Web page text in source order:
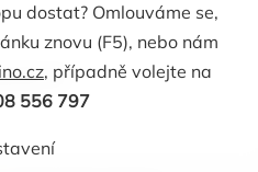
dostat? Omlouváme se,
znovu (F5), nebo nám
, případně volejte na
556 797
556 797